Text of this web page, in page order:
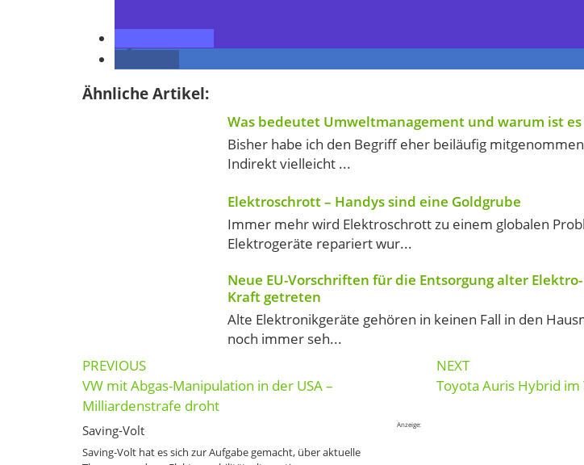
Ähnliche Artikel:
Was bedeutet Umweltmanagement und warum ist
Bisher habe ich den Begriff eher beiläufig
Indirekt vielleicht ...
Elektroschrott – Handys sind eine Goldgrube
Immer mehr wird Elektroschrott zu einem globalen
Elektrogeräte repariert wur...
Neue EU-Vorschriften für die Entsorgung alter
Kraft getreten
Alte Elektronikgeräte gehören in keinen Fall in den
noch immer seh...
Post
navigation
PREVIOUS
VW mit Abgas-Manipulation in der USA –
Milliardenstrafe droht
NEXT
Toyota Auris Hybrid im
Saving-Volt
Saving-Volt hat es sich zur Aufgabe gemacht, über aktuelle
Anzeige: